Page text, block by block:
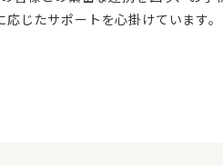
じたサポートを心掛けています